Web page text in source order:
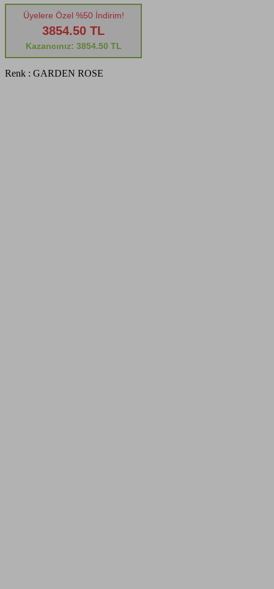
Üyelere Özel %50 İndirim!
3854.50 TL
Kazancınız: 3854.50 TL
Renk : GARDEN ROSE